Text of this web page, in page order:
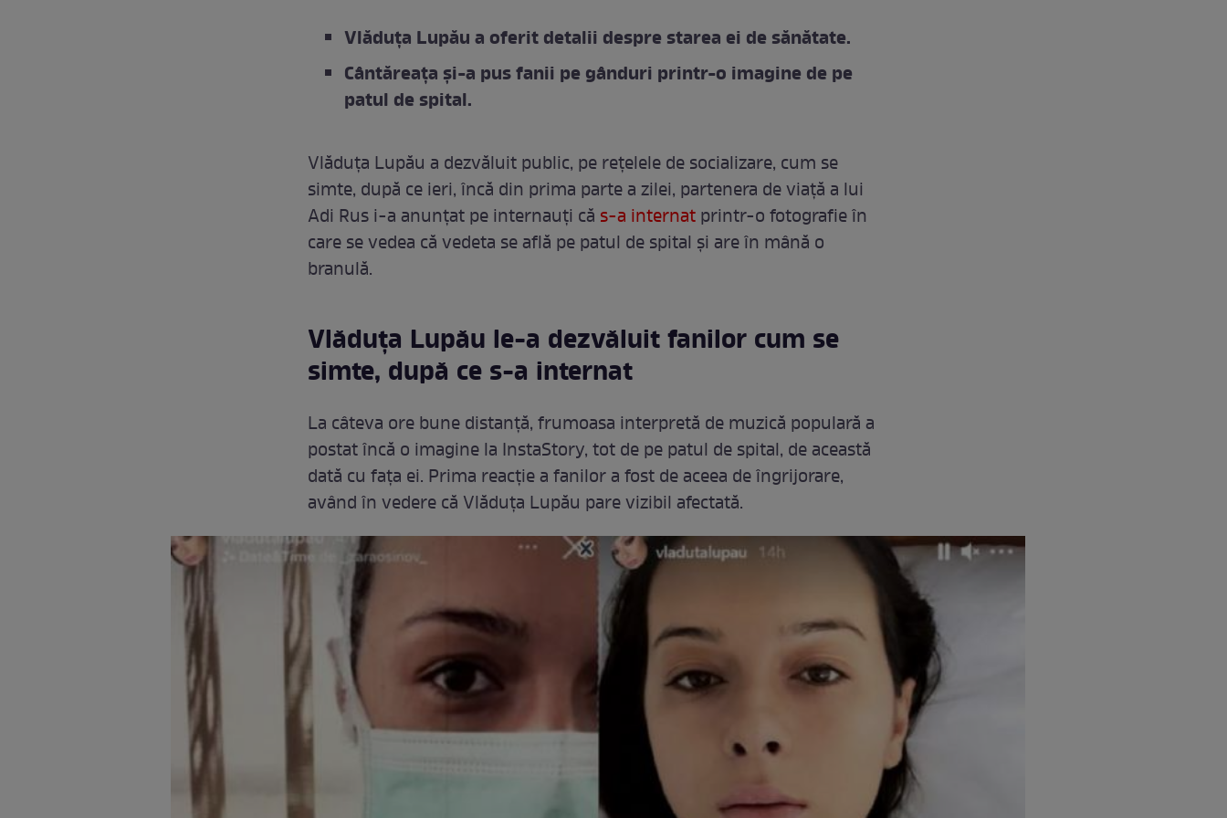
Vlăduța Lupău a oferit detalii despre starea ei de sănătate.
Cântăreața și-a pus fanii pe gânduri printr-o imagine de pe
patul de spital.
Vlăduța Lupău a dezvăluit public, pe rețelele de socializare, cum se
simte, după ce ieri, încă din prima parte a zilei, partenera de viață a lui
Adi Rus i-a anunțat pe internauți că s-a internatprintr-o fotografie în
care se vedea că vedeta se află pe patul de spital și are în mână o
branulă.
Vlăduța Lupău le-a dezvăluit fanilor cum se
simte, după ce s-a internat
La câteva ore bune distanță, frumoasa interpretă de muzică populară a
postat încă o imagine la InstaStory, tot de pe patul de spital, de această
dată cu fața ei. Prima reacție a fanilor a fost de aceea de îngrijorare,
având în vedere că Vlăduța Lupău pare vizibil afectată.